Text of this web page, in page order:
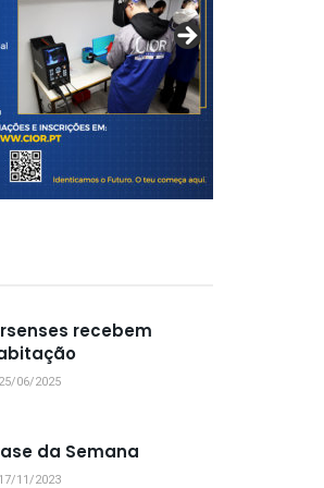
recebem
06/2025
da Semana
11/2023